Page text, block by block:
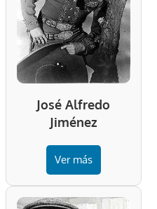
José Alfredo
Jiménez
Ver más